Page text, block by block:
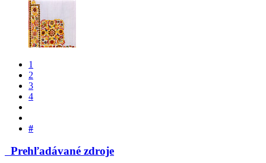
1
2
3
4
#
Prehľadávané zdroje